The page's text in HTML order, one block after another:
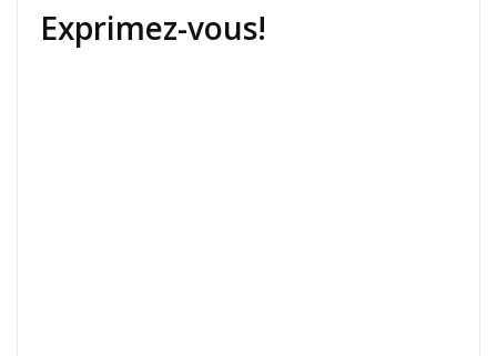
Exprimez-vous!